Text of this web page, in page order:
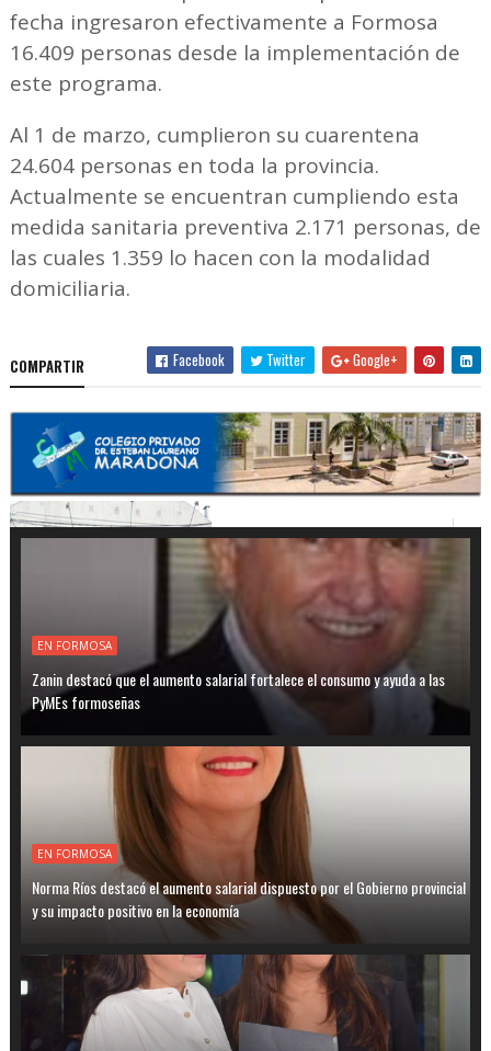
fecha ingresaron efectivamente a Formosa
16.409 personas desde la implementación de
este programa.
Al 1 de marzo, cumplieron su cuarentena
24.604 personas en toda la provincia.
Actualmente se encuentran cumpliendo esta
medida sanitaria preventiva 2.171 personas, de
las cuales 1.359 lo hacen con la modalidad
domiciliaria.
COMPARTIR Facebook Twitter Google+
EN FORMOSA
Zanin destacó que el aumento salarial fortalece el consumo y ayuda a las
PyMEs formoseñas
EN FORMOSA
Norma Ríos destacó el aumento salarial dispuesto por el Gobierno provincial
y su impacto positivo en la economía